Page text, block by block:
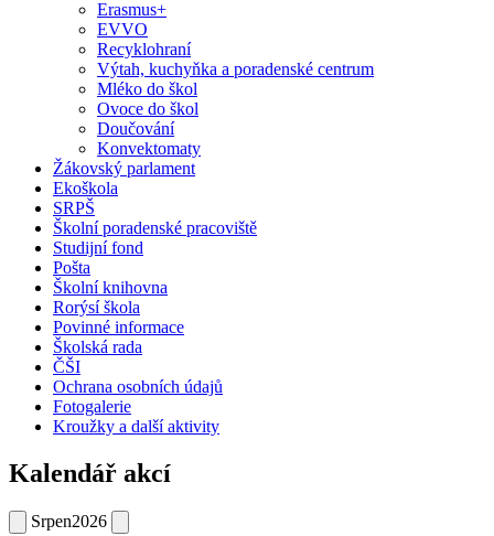
Erasmus+
EVVO
Recyklohraní
Výtah, kuchyňka a poradenské centrum
Mléko do škol
Ovoce do škol
Doučování
Konvektomaty
Žákovský parlament
Ekoškola
SRPŠ
Školní poradenské pracoviště
Studijní fond
Pošta
Školní knihovna
Rorýsí škola
Povinné informace
Školská rada
ČŠI
Ochrana osobních údajů
Fotogalerie
Kroužky a další aktivity
Kalendář akcí
Srpen2026